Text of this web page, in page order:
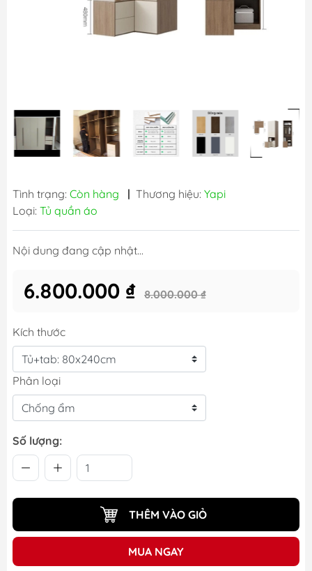
Tình trạng: Còn hàng | Thương hiệu: Yapi
Loại: Tủ quần áo
Nội dung đang cập nhật...
6.800.000 ₫ 8.000.000 ₫
Kích thước
Phân loại
Số lượng:
THÊM VÀO GIỎ
MUA NGAY